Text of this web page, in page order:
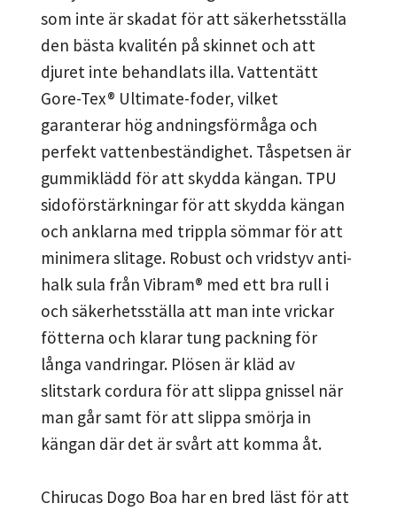
som inte är skadat för att säkerhetsställa
den bästa kvalitén på skinnet och att
djuret inte behandlats illa. Vattentätt
Gore-Tex® Ultimate-foder, vilket
garanterar hög andningsförmåga och
perfekt vattenbeständighet. Tåspetsen är
gummiklädd för att skydda kängan. TPU
sidoförstärkningar för att skydda kängan
och anklarna med trippla sömmar för att
minimera slitage. Robust och vridstyv anti-
halk sula från Vibram® med ett bra rull i
och säkerhetsställa att man inte vrickar
fötterna och klarar tung packning för
långa vandringar. Plösen är kläd av
slitstark cordura för att slippa gnissel när
man går samt för att slippa smörja in
kängan där det är svårt att komma åt.
Chirucas Dogo Boa har en bred läst för att